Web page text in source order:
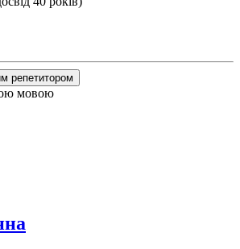
репетитором